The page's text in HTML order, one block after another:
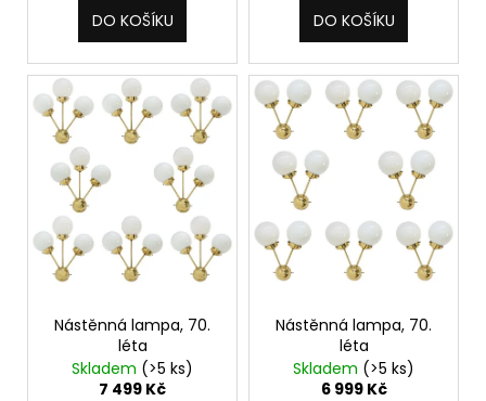
DO KOŠÍKU DO KOŠÍKU
Nástěnná lampa, 70.
léta
Skladem (>5 ks)
7 499 Kč
Nástěnná lampa, 70.
léta
Skladem (>5 ks)
6 999 Kč
j
í
HLEDAT